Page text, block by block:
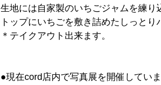
生地には自家製のいちごジャムを練り
トップにいちごを敷き詰めたしっとり
＊テイクアウト出来ます。
●現在cord店内で写真展を開催していま